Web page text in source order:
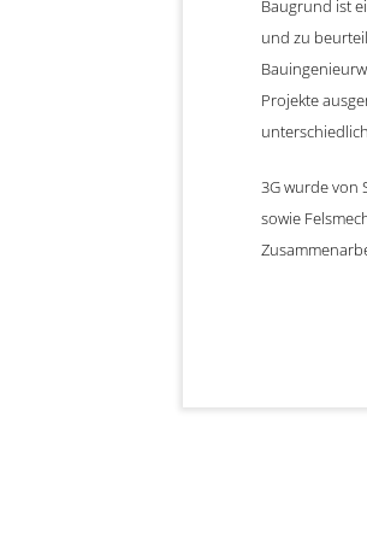
Baugrund ist
und zu
Projekte
3G wurde von
sowie